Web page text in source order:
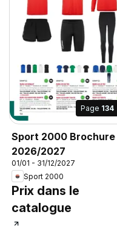
Page 134
Sport 2000 Brochure
2026/2027
01/01 - 31/12/2027
Sport 2000
Prix dans le
catalogue